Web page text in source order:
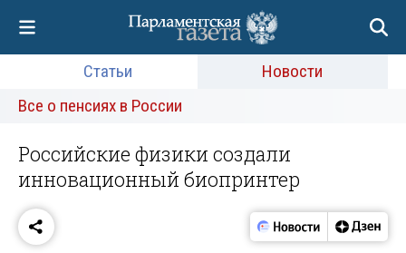
Статьи
Новости
Все о пенсиях в России
Российские физики создали
инновационный биопринтер